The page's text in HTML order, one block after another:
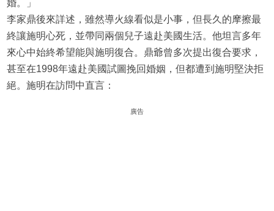
婚。」
李家鼎後來詳述，雖然導火線看似是小事，但長久的摩擦最
終讓施明心死，並帶同兩個兒子遠赴美國生活。他坦言多年
來心中始終希望能與施明復合。鼎爺曾多次提出復合要求，
甚至在1998年遠赴美國試圖挽回婚姻，但都遭到施明堅決拒
絕。施明在訪問中直言：
廣告